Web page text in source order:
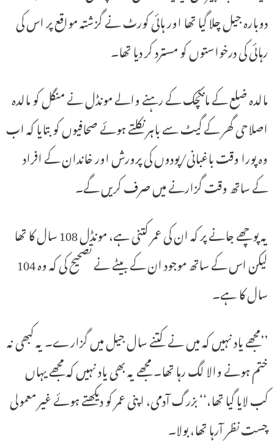
دوبارہ جیل چلا گیا تھا اور ہائی کورٹ نے گزشتہ مواقع پر اس کی
رہائی کی درخواستوں کو مسترد کر دیا تھا۔
مالدہ ضلع کے مانکچک کے رہنے والے مونڈل نے منگل کو مالدہ
اصلاحی گھر کے گیٹ سے باہر نکلتے ہوئے صحافیوں کو بتایا کہ اب
وہ پورا وقت باغبانی/پودوں کی پرورش اور خاندان کے افراد
کے ساتھ وقت گزارنے میں صرف کریں گے۔
یہ پوچھے جانے پر کہ ان کی عمر کتنی ہے، مونڈل 108 سال کا تھا
لیکن اس کے ساتھ موجود ان کے بیٹے نے تصحیح کی کہ وہ 104
سال کا ہے۔
’’مجھے یاد نہیں کہ میں نے کتنے سال جیل میں گزارے۔ یہ کبھی نہ
ختم ہونے والا لگ رہا تھا۔ مجھے یہ بھی یاد نہیں کہ مجھے یہاں
کب لایا گیا تھا،‘‘ بزرگ آدمی، اپنی عمر کو دیکھتے ہوئے غیر معمولی
چست نظر آرہا تھا، بولا۔